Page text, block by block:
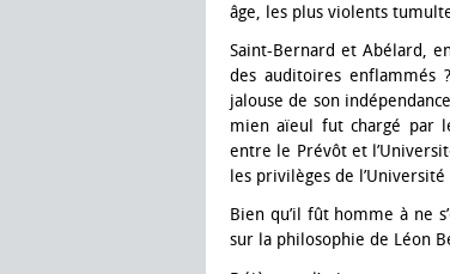
âge, les plus violents
Saint-Bernard et Abélard,
des auditoires enflammés
jalouse de son
mien aïeul fut chargé par
entre le Prévôt et
les privilèges de
Bien qu’il fût homme à ne
sur la philosophie de Léon